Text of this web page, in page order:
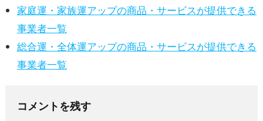
家庭運・家族運アップの商品・サービスが提供できる
事業者一覧
総合運・全体運アップの商品・サービスが提供できる
事業者一覧
コメントを残す